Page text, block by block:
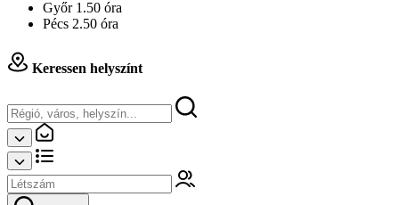
Győr 1.50 óra
Pécs 2.50 óra
Keressen helyszínt